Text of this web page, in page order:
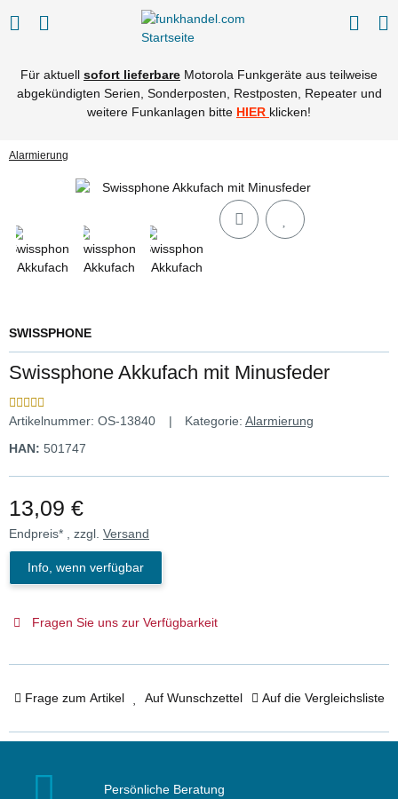
Für aktuell sofort lieferbare Motorola Funkgeräte aus teilweise
abgekündigten Serien, Sonderposten, Restposten, Repeater und
weitere Funkanlagen bitte HIER klicken!
Alarmierung
SWISSPHONE
Swissphone Akkufach mit Minusfeder
Artikelnummer: OS-13840 Kategorie: Alarmierung
HAN: 501747
13,09 €
Endpreis* , zzgl. Versand
Info, wenn verfügbar
Fragen Sie uns zur Verfügbarkeit
Frage zum Artikel Auf Wunschzettel Auf die Vergleichsliste
Persönliche Beratung